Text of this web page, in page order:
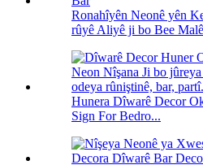
Ronahîyên Neonê yên
rûyê Aliyê ji bo Bee
Hunera Dîwarê Decor
Sign For Bedro...